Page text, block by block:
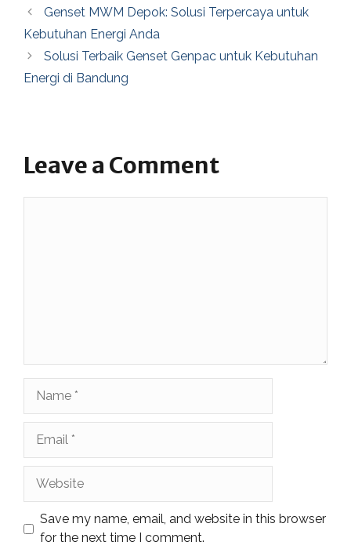
Genset MWM Depok: Solusi Terpercaya untuk
Kebutuhan Energi Anda
Solusi Terbaik Genset Genpac untuk Kebutuhan
Energi di Bandung
Leave a Comment
Save my name, email, and website in this browser
for the next time I comment.